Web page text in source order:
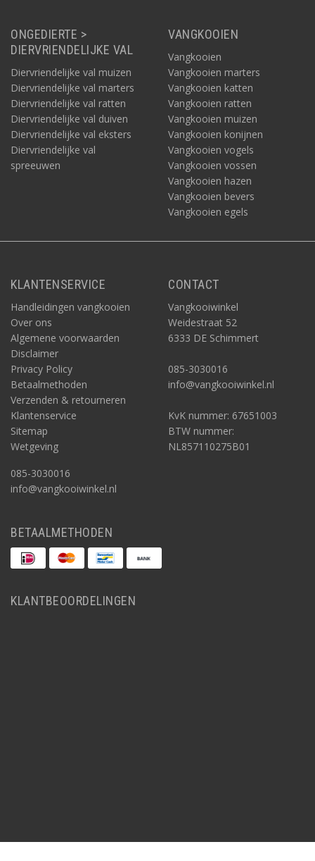
ONGEDIERTE >
DIERVRIENDELIJKE VAL
Diervriendelijke val muizen
Diervriendelijke val marters
Diervriendelijke val ratten
Diervriendelijke val duiven
Diervriendelijke val eksters
Diervriendelijke val
spreeuwen
VANGKOOIEN
Vangkooien
Vangkooien marters
Vangkooien katten
Vangkooien ratten
Vangkooien muizen
Vangkooien konijnen
Vangkooien vogels
Vangkooien vossen
Vangkooien hazen
Vangkooien bevers
Vangkooien egels
KLANTENSERVICE
Handleidingen vangkooien
Over ons
Algemene voorwaarden
Disclaimer
Privacy Policy
Betaalmethoden
Verzenden & retourneren
Klantenservice
Sitemap
Wetgeving
085-3030016
info@vangkooiwinkel.nl
CONTACT
Vangkooiwinkel
Weidestraat 52
6333 DE Schimmert
085-3030016
info@vangkooiwinkel.nl
KvK nummer: 67651003
BTW nummer:
NL857110275B01
BETAALMETHODEN
KLANTBEOORDELINGEN